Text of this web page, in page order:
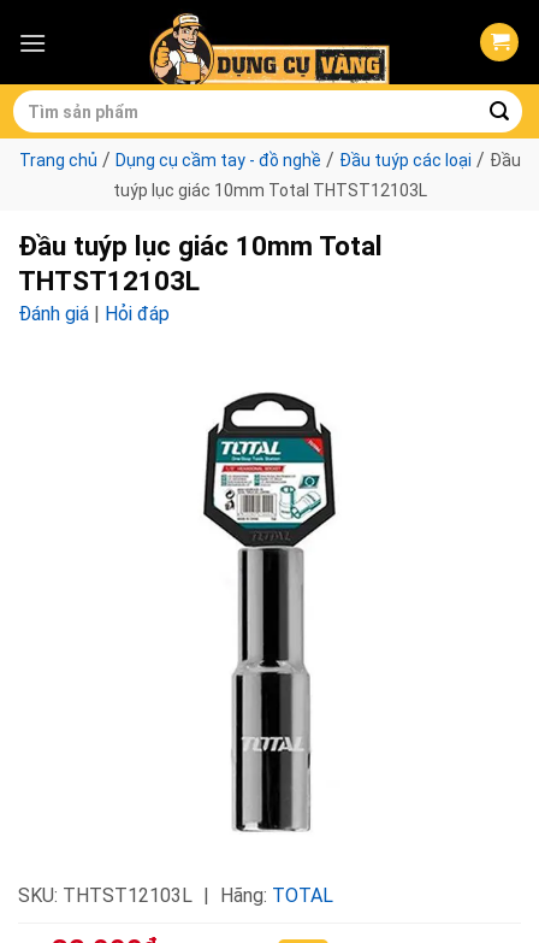
Tìm
kiếm:
Trang chủ / Dụng cụ cầm tay - đồ nghề / Đầu tuýp các loại / Đầu
tuýp lục giác 10mm Total THTST12103L
Đầu tuýp lục giác 10mm Total
THTST12103L
Đánh giá | Hỏi đáp
SKU: THTST12103L Hãng: TOTAL